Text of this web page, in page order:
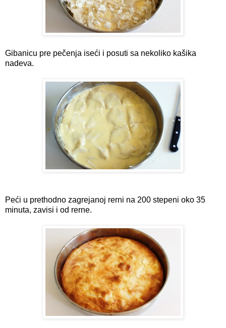
Gibanicu pre pečenja iseći i posuti sa nekoliko kašika
nadeva.
Peći u prethodno zagrejanoj rerni na 200 stepeni oko 35
minuta, zavisi i od rerne.